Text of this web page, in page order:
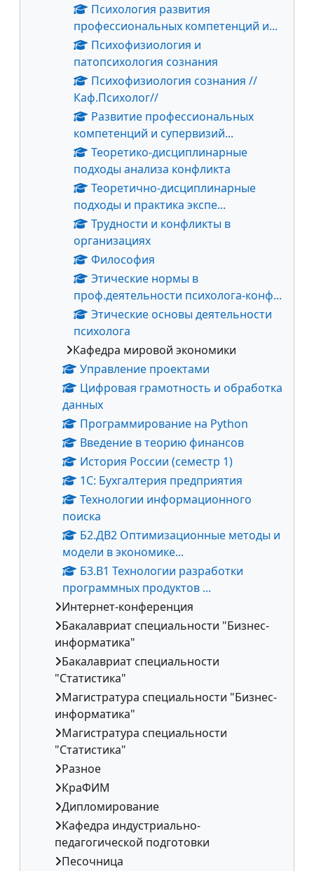
Психология развития
профессиональных компетенций и...
Психофизиология и
патопсихология сознания
Психофизиология сознания //
Каф.Психолог//
Развитие профессиональных
компетенций и супервизий...
Теоретико-дисциплинарные
подходы анализа конфликта
Теоретично-дисциплинарные
подходы и практика экспе...
Трудности и конфликты в
организациях
Философия
Этические нормы в
проф.деятельности психолога-конф...
Этические основы деятельности
психолога
Кафедра мировой экономики
Управление проектами
Цифровая грамотность и обработка
данных
Программирование на Python
Введение в теорию финансов
История России (семестр 1)
1С: Бухгалтерия предприятия
Технологии информационного
поиска
Б2.ДВ2 Оптимизационные методы и
модели в экономике...
Б3.В1 Технологии разработки
программных продуктов ...
Интернет-конференция
Бакалавриат специальности "Бизнес-
информатика"
Бакалавриат специальности
"Статистика"
Магистратура специальности "Бизнес-
информатика"
Магистратура специальности
"Статистика"
Разное
КраФИМ
Дипломирование
Кафедра индустриально-
педагогической подготовки
Песочница